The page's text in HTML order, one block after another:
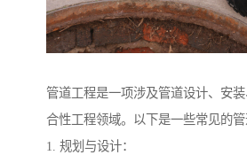
管道工程是一项涉及管道设计、安
合性工程领域。以下是一些常见的管
1. 规划与设计：